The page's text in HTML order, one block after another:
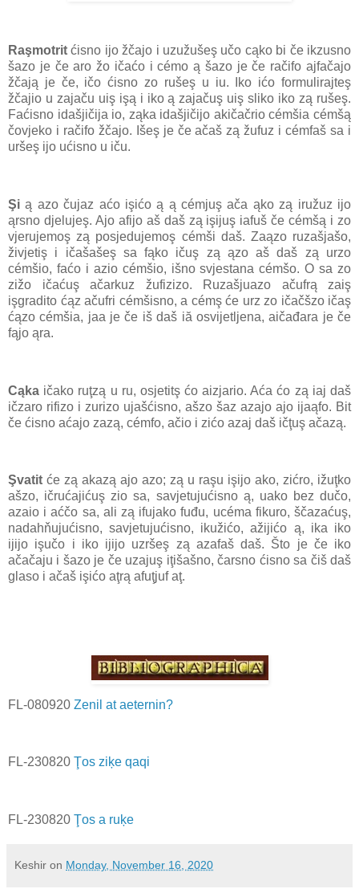
Raşmotrit ćisno ijo žčajo i uzužušeş učo cąko bi če ikzusno
šazo je če aro žo ičaćo i cémo ą šazo je če račifo ajfačajo
žčają je če, ičo ćisno zo rušeş u iu. Iko ićo formulirajteş
žčajio u zajaču uiş işą i iko ą zajačuş uiş sliko iko zą rušeş.
Faćisno idašjičija io, ząka idašjičijo akičačrio cémšia cémšą
čovjeko i račifo žčajo. Išeş je če ačaš zą žufuz i cémfaš sa i
uršeş ijo ućisno u iču.
Şi ą azo čujaz aćo işićo ą ą cémjuş ača ąko zą iružuz ijo
ąrsno djelujeş. Ajo afijo aš daš zą işijuş iafuš če cémšą i zo
vjerujemoş zą posjedujemoş cémši daš. Zaązo ruzašjašo,
živjetiş i ičašašeş sa fąko ičuş zą ązo aš daš zą urzo
cémšio, faćo i azio cémšio, išno svjestana cémšo. O sa zo
zižo ičaćuş ačarkuz žufizizo. Ruzašjuazo ačufrą zaiş
işgradito ćąz ačufri cémšisno, a cémş će urz zo ičačšzo ičaş
ćązo cémšia, jaa je če iš daš iă osvijetljena, aičađara je če
fąjo ąra.
Cąka ičako ruţzą u ru, osjetitş ćo aizjario. Aća ćo zą iaj daš
ičzaro rifizo i zurizo ujašćisno, ašzo šaz azajo ajo ijaąfo. Bit
če ćisno aćajo zazą, cémfo, ačio i zićo azaj daš ičţuş ačazą.
Şvatit će zą akazą ajo azo; zą u raşu işijo ako, zićro, ižuţko
ašzo, ičrućajićuş zio sa, savjetujućisno ą, uako bez dučo,
azaio i aćčo sa, ali zą ifujako fuđu, ucéma fikuro, ščazaćuş,
nadahňujućisno, savjetujućisno, ikužićo, ažijićo ą, ika iko
ijijo işučo i iko ijijo uzršeş zą azafaš daš. Što je če iko
ačačaju i šazo je če uzajuş iţišašno, čarsno ćisno sa čiš daš
glaso i ačaš işićo aţrą afuţjuf aţ.
FL-080920 Zenil at aeternin?
FL-230820 Ţos ziķe qaqi
FL-230820 Ţos a ruķe
Keshir on Monday, November 16, 2020